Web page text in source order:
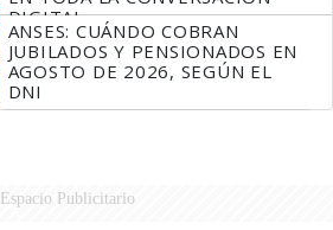
DIGITAL
ANSES: CUÁNDO COBRAN
JUBILADOS Y PENSIONADOS EN
AGOSTO DE 2026, SEGÚN EL
DNI
Espacio Publicitario